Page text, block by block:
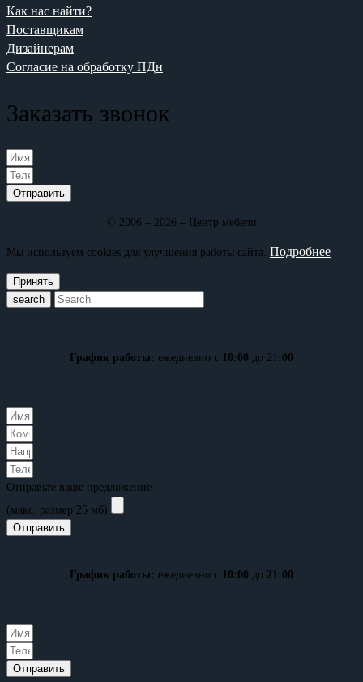
Как нас найти?
Поставщикам
Дизайнерам
Согласие на обработку ПДн
Заказать звонок
Отправить
© 2006 – 2026 – Центр мебели
Мы используем cookies для улучшения работы сайта. Подробнее
Принять
search
График работы: ежедневно с 10:00 до 21 :00
Отправьте ваше предложение
(макс. размер 25 мб)
Отправить
График работы: ежедневно с 10:00 до 21:00
Отправить